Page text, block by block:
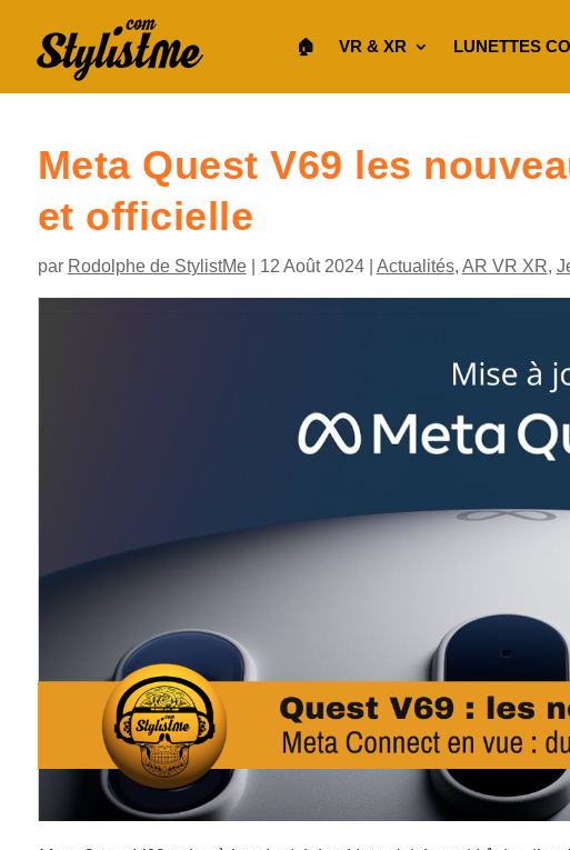
🏠︎ VR & XR LUNETTES
Meta Quest V69 les
et officielle
par Rodolphe de StylistMe| 12 Août 2024| Actualités, AR VR XR,